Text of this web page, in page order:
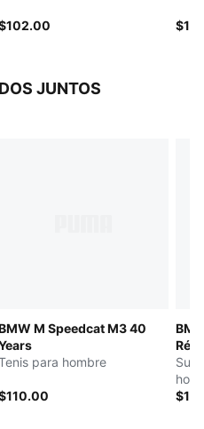
JUNTOS
M Speedcat M3 40
para hombre